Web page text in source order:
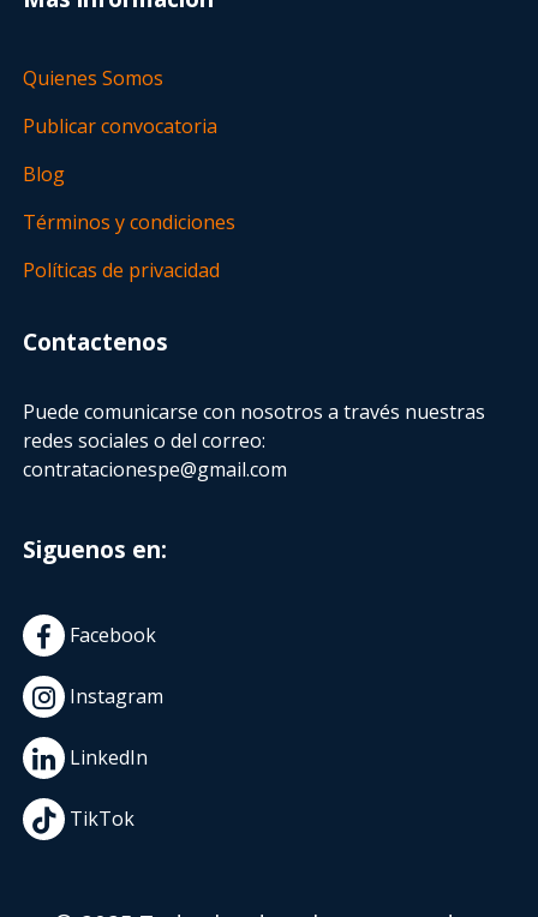
Quienes Somos
Publicar convocatoria
Blog
Términos y condiciones
Políticas de privacidad
Contactenos
Puede comunicarse con nosotros a través nuestras
redes sociales o del correo:
contratacionespe@gmail.com
Siguenos en:
Facebook
Instagram
LinkedIn
TikTok